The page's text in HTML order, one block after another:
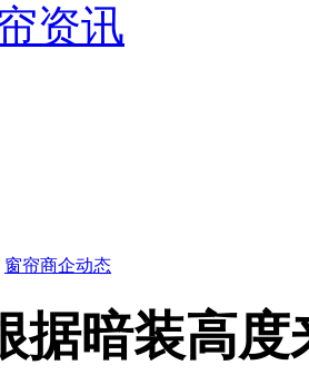
资讯
窗帘商企动态
据暗装高